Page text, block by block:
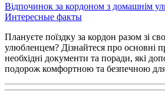
Відпочинок за кордоном з домашнім
Интересные факты
Плануєте поїздку за кордон разом зі
улюбленцем? Дізнайтеся про основні
необхідні документи та поради, які
подорож комфортною та безпечною